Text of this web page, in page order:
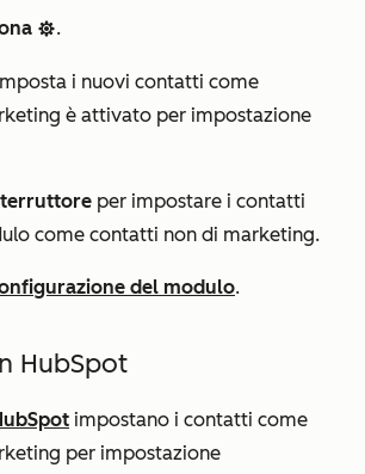
settings.
i nuovi contatti come
è attivato per impostazione
per impostare i contatti
come contatti non di marketing.
del modulo.
HubSpot
impostano i contatti come
per impostazione